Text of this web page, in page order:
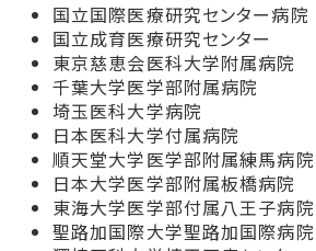
国立国際医療研究センター病院
国立成育医療研究センター
東京慈恵会医科大学附属病院
千葉大学医学部附属病院
埼玉医科大学病院
日本医科大学付属病院
順天堂大学医学部附属練馬病院
日本大学医学部附属板橋病院
東海大学医学部付属八王子病院
聖路加国際大学聖路加国際病院